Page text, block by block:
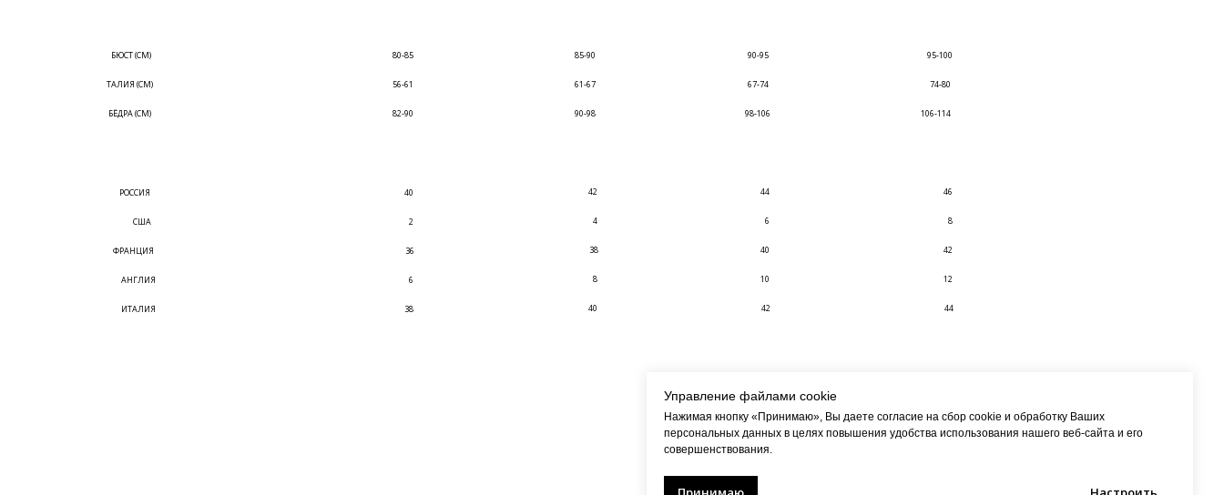
БЮСТ (СМ)
ТАЛИЯ (СМ)
БЁДРА (СМ)
80-85
56-61
82-90
85-90
61-67
90-98
90-95
67-74
98-106
95-100
74-80
106-114
РОССИЯ
США
ФРАНЦИЯ
АНГЛИЯ
ИТАЛИЯ
40
2
36
6
38
42
4
38
8
40
44
6
40
10
42
46
8
42
12
44
Управление файлами cookie
Нажимая кнопку «Принимаю», Вы даете согласие на сбор cookie и обработку Ваших
персональных данных в целях повышения удобства использования нашего веб-сайта и его
совершенствования.